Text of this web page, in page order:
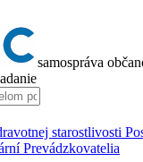
samospráva
starostlivosti
Prevádzkovatelia